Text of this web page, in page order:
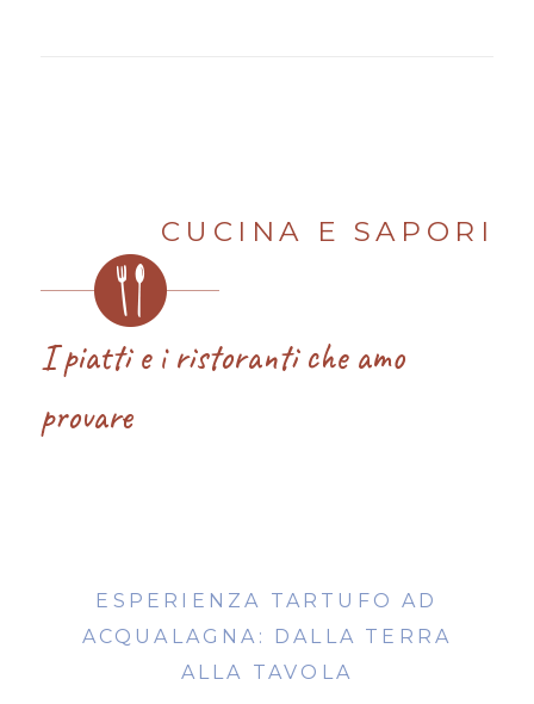
CUCINA E SAPORI
I piatti e i ristoranti che amo
provare
ESPERIENZA TARTUFO AD
ACQUALAGNA: DALLA TERRA
ALLA TAVOLA